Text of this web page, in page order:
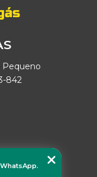
Pequeno
842